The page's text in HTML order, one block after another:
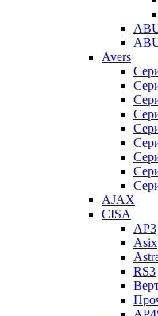
Avers
AJAX
CISA
AP3
Asix
RS3